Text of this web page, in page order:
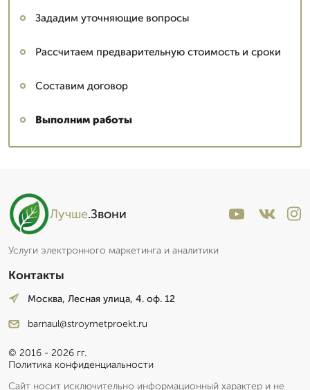
Зададим уточняющие вопросы
Рассчитаем предварительную стоимость и сроки
Составим договор
Выполним работы
Лучше.Звони
Услуги электронного маркетинга и аналитики
Контакты
Москва, Лесная улица, 4. оф. 12
barnaul@stroymetproekt.ru
© 2016 - 2026 гг.
Политика конфиденциальности
Сайт носит исключительно информационный характер и не